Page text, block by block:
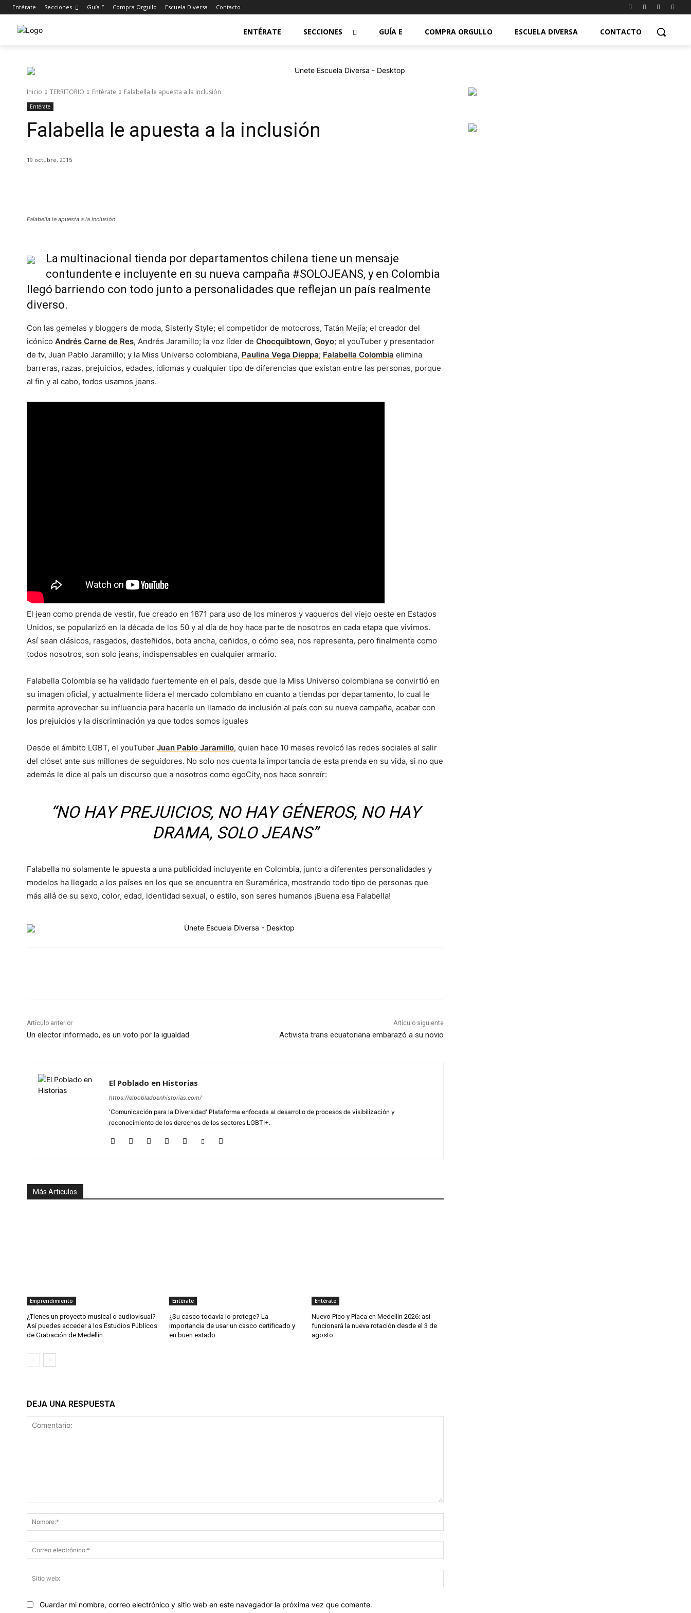
Entérate Secciones Guía E Compra Orgullo Escuela Diversa Contacto
ENTÉRATE SECCIONES GUÍA E COMPRA ORGULLO ESCUELA DIVERSA CONTACTO
Inicio TERRITORIO Entérate Falabella le apuesta a la inclusión
Entérate
Falabella le apuesta a la inclusión
19 octubre, 2015
Falabella le apuesta a la inclusión
La multinacional tienda por departamentos chilena tiene un mensaje
contundente e incluyente en su nueva campaña #SOLOJEANS, y en Colombia
llegó barriendo con todo junto a personalidades que reflejan un país realmente
diverso.
Con las gemelas y bloggers de moda, Sisterly Style; el competidor de motocross, Tatán Mejía; el creador del
icónico Andrés Carne de Res, Andrés Jaramillo; la voz líder de Chocquibtown, Goyo; el youTuber y presentador
de tv, Juan Pablo Jaramillo; y la Miss Universo colombiana, Paulina Vega Dieppa; Falabella Colombia elimina
barreras, razas, prejuicios, edades, idiomas y cualquier tipo de diferencias que existan entre las personas, porque
al fin y al cabo, todos usamos jeans.
El jean como prenda de vestir, fue creado en 1871 para uso de los mineros y vaqueros del viejo oeste en Estados
Unidos, se popularizó en la década de los 50 y al día de hoy hace parte de nosotros en cada etapa que vivimos.
Así sean clásicos, rasgados, desteñidos, bota ancha, ceñidos, o cómo sea, nos representa, pero finalmente como
todos nosotros, son solo jeans, indispensables en cualquier armario.
Falabella Colombia se ha validado fuertemente en el país, desde que la Miss Universo colombiana se convirtió en
su imagen oficial, y actualmente lidera el mercado colombiano en cuanto a tiendas por departamento, lo cual le
permite aprovechar su influencia para hacerle un llamado de inclusión al país con su nueva campaña, acabar con
los prejuicios y la discriminación ya que todos somos iguales
Desde el ámbito LGBT, el youTuber Juan Pablo Jaramillo, quien hace 10 meses revolcó las redes sociales al salir
del clóset ante sus millones de seguidores. No solo nos cuenta la importancia de esta prenda en su vida, si no que
además le dice al país un discurso que a nosotros como egoCity, nos hace sonreír:
“NO HAY PREJUICIOS, NO HAY GÉNEROS, NO HAY
DRAMA, SOLO JEANS”
Falabella no solamente le apuesta a una publicidad incluyente en Colombia, junto a diferentes personalidades y
modelos ha llegado a los países en los que se encuentra en Suramérica, mostrando todo tipo de personas que
más allá de su sexo, color, edad, identidad sexual, o estilo, son seres humanos ¡Buena esa Falabella!
Artículo anterior
Un elector informado, es un voto por la igualdad
Artículo siguiente
Activista trans ecuatoriana embarazó a su novio
El Poblado en Historias
https://elpobladoenhistorias.com/
'Comunicación para la Diversidad' Plataforma enfocada al desarrollo de procesos de visibilización y
reconocimiento de los derechos de los sectores LGBTI+.
Más Articulos
Emprendimiento
¿Tienes un proyecto musical o audiovisual?
Así puedes acceder a los Estudios Públicos
de Grabación de Medellín
Entérate
¿Su casco todavía lo protege? La
importancia de usar un casco certificado y
en buen estado
Entérate
Nuevo Pico y Placa en Medellín 2026: así
funcionará la nueva rotación desde el 3 de
agosto
DEJA UNA RESPUESTA
electrónico:*
web:
Guardar mi nombre, correo electrónico y sitio web en este navegador la próxima vez que comente.